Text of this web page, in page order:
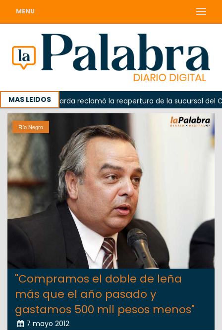
MENU
MAS LEIDOSOdarda reclamó la reapertura de la sucursal del
Río Negro
"Compramos el doble de leña
más que el año pasado y
gastamos 500 mil pesos menos"
7 mayo 2012